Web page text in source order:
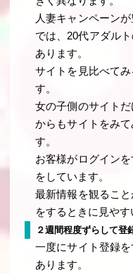
人妻キャンペーン
では、20代アダル
あります。
サイトを見比べて
す。
女の子側のサイト
からもサイトをみ
す。
お客様がログイン
をしています。
最新情報を観るこ
をするときに見やす
２週間程度ずらして登
一度にサイト登録
あります。